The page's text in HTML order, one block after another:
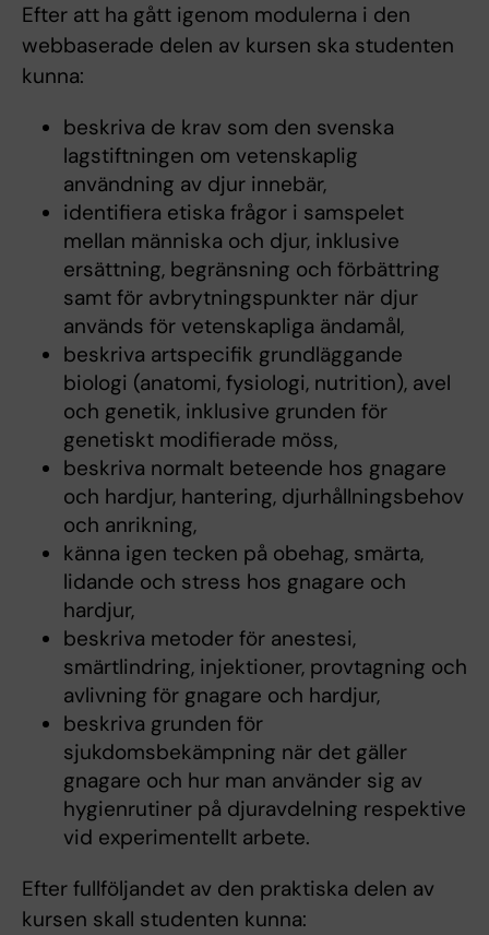
Efter att ha gått igenom modulerna i den
webbaserade delen av kursen ska studenten
kunna:
beskriva de krav som den svenska
lagstiftningen om vetenskaplig
användning av djur innebär,
identifiera etiska frågor i samspelet
mellan människa och djur, inklusive
ersättning, begränsning och förbättring
samt för avbrytningspunkter när djur
används för vetenskapliga ändamål,
beskriva artspecifik grundläggande
biologi (anatomi, fysiologi, nutrition), avel
och genetik, inklusive grunden för
genetiskt modifierade möss,
beskriva normalt beteende hos gnagare
och hardjur, hantering, djurhållningsbehov
och anrikning,
känna igen tecken på obehag, smärta,
lidande och stress hos gnagare och
hardjur,
beskriva metoder för anestesi,
smärtlindring, injektioner, provtagning och
avlivning för gnagare och hardjur,
beskriva grunden för
sjukdomsbekämpning när det gäller
gnagare och hur man använder sig av
hygienrutiner på djuravdelning respektive
vid experimentellt arbete.
Efter fullföljandet av den praktiska delen av
kursen skall studenten kunna: